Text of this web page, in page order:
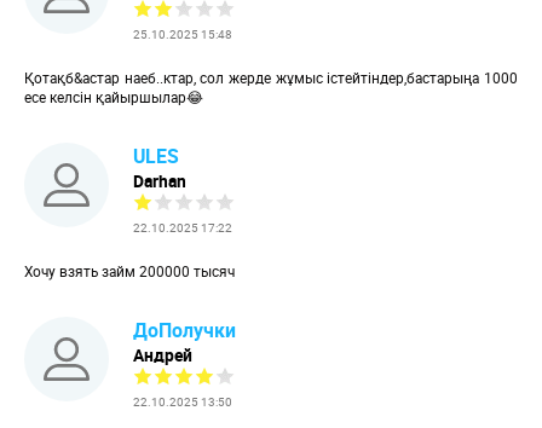
25.10.2025 15:48
Қотақб&астар наеб..ктар, сол жерде жұмыс істейтіндер,бастарыңа 1000
есе келсін қайыршылар😂
ULES
Darhan
22.10.2025 17:22
Хочу взять займ 200000 тысяч
ДоПолучки
Андрей
22.10.2025 13:50